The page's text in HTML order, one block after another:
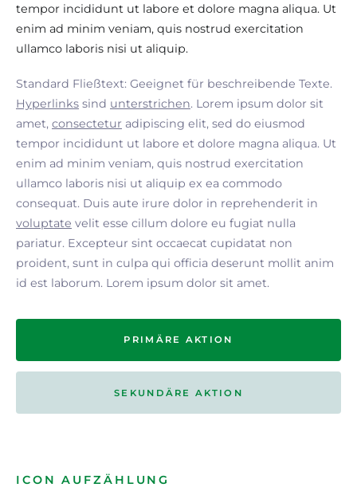
tempor incididunt ut labore et dolore magna aliqua. Ut
enim ad minim veniam, quis nostrud exercitation
ullamco laboris nisi ut aliquip.
Standard Fließtext: Geeignet für beschreibende Texte.
Hyperlinks sind unterstrichen. Lorem ipsum dolor sit
amet, consectetur adipiscing elit, sed do eiusmod
tempor incididunt ut labore et dolore magna aliqua. Ut
enim ad minim veniam, quis nostrud exercitation
ullamco laboris nisi ut aliquip ex ea commodo
consequat. Duis aute irure dolor in reprehenderit in
voluptate velit esse cillum dolore eu fugiat nulla
pariatur. Excepteur sint occaecat cupidatat non
proident, sunt in culpa qui officia deserunt mollit anim
id est laborum. Lorem ipsum dolor sit amet.
PRIMÄRE AKTION
SEKUNDÄRE AKTION
ICON AUFZÄHLUNG